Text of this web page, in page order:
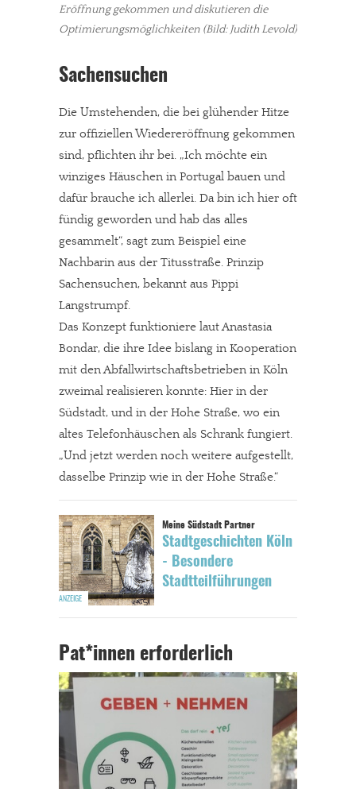
Eröffnung gekommen und diskutieren die
Optimierungsmöglichkeiten (Bild: Judith Levold)
Sachensuchen
Die Umstehenden, die bei glühender Hitze
zur offiziellen Wiedereröffnung gekommen
sind, pflichten ihr bei. „Ich möchte ein
winziges Häuschen in Portugal bauen und
dafür brauche ich allerlei. Da bin ich hier oft
fündig geworden und hab das alles
gesammelt“, sagt zum Beispiel eine
Nachbarin aus der Titusstraße. Prinzip
Sachensuchen, bekannt aus Pippi
Langstrumpf.
Das Konzept funktioniere laut Anastasia
Bondar, die ihre Idee bislang in Kooperation
mit den Abfallwirtschaftsbetrieben in Köln
zweimal realisieren konnte: Hier in der
Südstadt, und in der Hohe Straße, wo ein
altes Telefonhäuschen als Schrank fungiert.
„Und jetzt werden noch weitere aufgestellt,
dasselbe Prinzip wie in der Hohe Straße.“
Stadtgeschichten Köln
- Besondere
Stadtteilführungen
Pat*innen erforderlich